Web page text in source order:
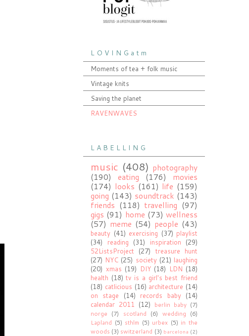
L O V I N G a t m
Moments of tea + folk music
Vintage knits
Saving the planet
RAVENWAVES
L A B E L L I N G
music (408) photography
(190)
eating (176)
movies
(174) looks (161) life (159)
going (143) soundtrack (143)
friends (118) travelling (97)
gigs (91) home (73) wellness
(57) meme (54) people (43)
beauty (41) exercising (37) playlist
(34)
reading (31) inspiration
(29)
52ListsProject
(27)
treasure hunt
(27) NYC (25) society (21) laughing
(20) xmas (19) DIY (18) LDN (18)
health (18) tv is a girl's best friend
(18) catlicious (16) architecture (14)
on stage
(14) records baby (14)
calendar 2011
(12) berlin baby (7)
norge (7) scotland (6) wedding (6)
Lapland (5) sthlm (5) urbex (5) in the
woods (3) switzerland (3) barcelona (2)